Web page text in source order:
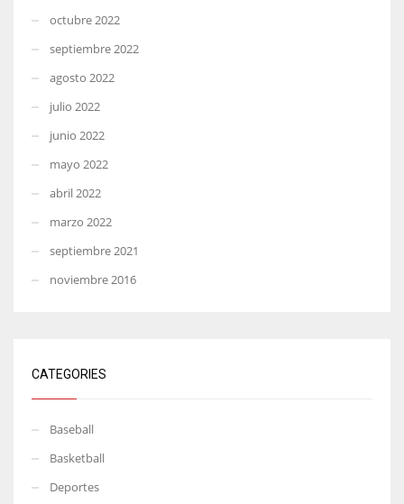
octubre 2022
septiembre 2022
agosto 2022
julio 2022
junio 2022
mayo 2022
abril 2022
marzo 2022
septiembre 2021
noviembre 2016
CATEGORIES
Baseball
Basketball
Deportes